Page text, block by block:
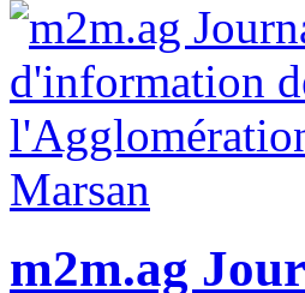
m2m.ag